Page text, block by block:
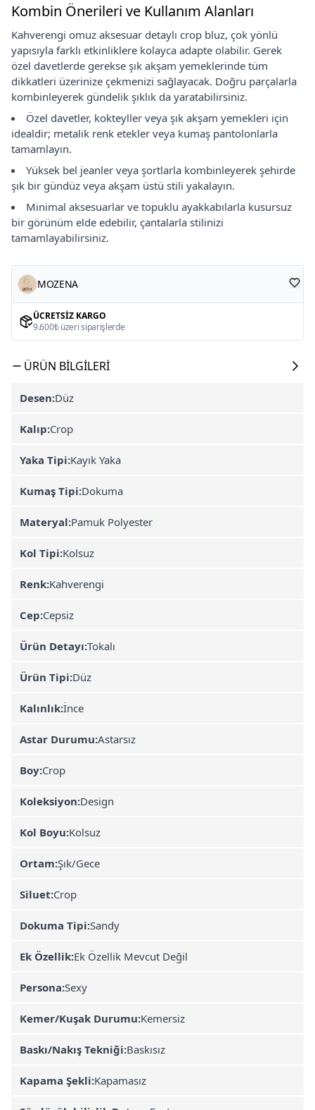
Kombin Önerileri ve Kullanım Alanları
Kahverengi omuz aksesuar detaylı crop bluz, çok yönlü
yapısıyla farklı etkinliklere kolayca adapte olabilir. Gerek
özel davetlerde gerekse şık akşam yemeklerinde tüm
dikkatleri üzerinize çekmenizi sağlayacak. Doğru parçalarla
kombinleyerek gündelik şıklık da yaratabilirsiniz.
Özel davetler, kokteyller veya şık akşam yemekleri için
idealdir; metalik renk etekler veya kumaş pantolonlarla
tamamlayın.
Yüksek bel jeanler veya şortlarla kombinleyerek şehirde
şık bir gündüz veya akşam üstü stili yakalayın.
Minimal aksesuarlar ve topuklu ayakkabılarla kusursuz
bir görünüm elde edebilir, çantalarla stilinizi
tamamlayabilirsiniz.
MOZENA
ÜCRETSIZ KARGO
9.600₺ üzeri siparişlerde
ÜRÜN BILGILERI
Desen:Düz
Kalıp:Crop
Yaka Tipi:Kayık Yaka
Kumaş Tipi:Dokuma
Materyal:Pamuk Polyester
Kol Tipi:Kolsuz
Renk:Kahverengi
Cep:Cepsiz
Ürün Detayı:Tokalı
Ürün Tipi:Düz
Kalınlık:İnce
Astar Durumu:Astarsız
Boy:Crop
Koleksiyon:Design
Kol Boyu:Kolsuz
Ortam:Şık/Gece
Siluet:Crop
Dokuma Tipi:Sandy
Ek Özellik:Ek Özellik Mevcut Değil
Persona:Sexy
Kemer/Kuşak Durumu:Kemersiz
Baskı/Nakış Tekniği:Baskısız
Kapama Şekli:Kapamasız